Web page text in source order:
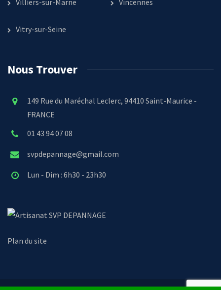
Vitry-sur-Seine
Nous Trouver
149 Rue du Maréchal Leclerc, 94410 Saint-Maurice -
FRANCE
01 43 94 07 08
svpdepannage@gmail.com
Lun - Dim : 6h30 - 23h30
SVP DEPANNAGE
Plan du site